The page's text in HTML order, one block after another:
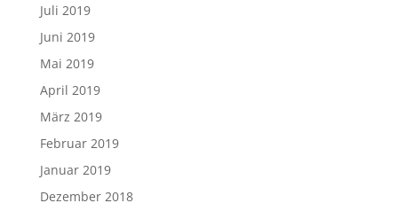
Juli 2019
Juni 2019
Mai 2019
April 2019
März 2019
Februar 2019
Januar 2019
Dezember 2018